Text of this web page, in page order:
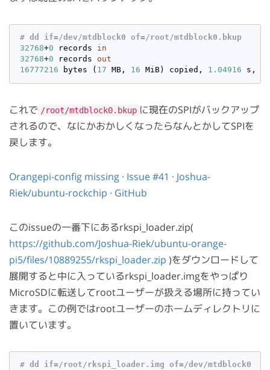
# dd if=/dev/mtdblock0 of=/root/mtdblock0.bkup
32768+0 records in
32768+0 records out
16777216 bytes ( 17 MB, 16 MiB) copied, 1.04916 s,
これで /root/mtdblock0.bkup に現在のSPIがバックアップ
されるので、なにかおかしくなったらなんとかしてSPIを
戻します。
Orangepi-config missing · Issue #41 · Joshua-
Riek/ubuntu-rockchip · GitHub
このissueの一番下にあるrkspi_loader.zip(
https://github.com/Joshua-Riek/ubuntu-orange-
pi5/files/10889255/rkspi_loader.zip )をダウンロードして
展開すると中に入っているrkspi_loader.imgをやっぱり
MicroSDに転送してrootユーザーが扱える場所に持ってい
きます。この例ではrootユーザーのホームディレクトリに
置いています。
# dd if=/root/rkspi_loader.img of=/dev/mtdblock0